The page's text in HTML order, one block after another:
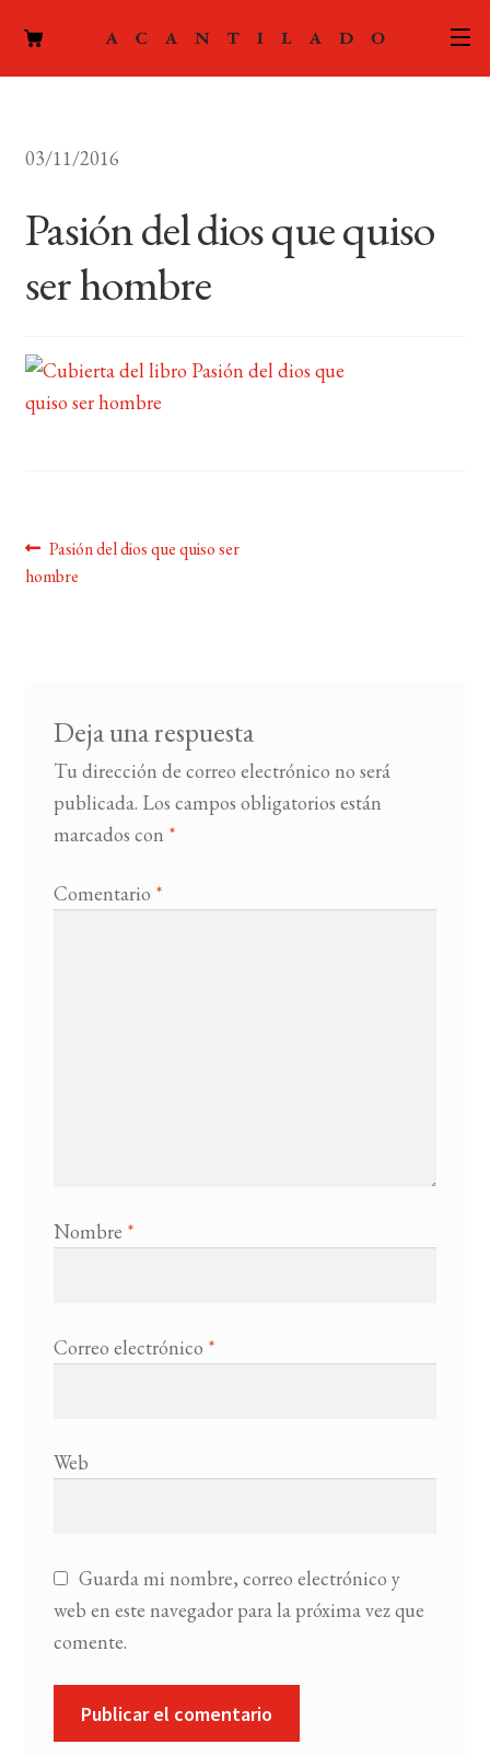
ACTUALIDAD
FOREIGN RIGHTS
BUSCAR
03/11/2016
Pasión del dios que quiso
ser hombre
Navegación
de
Anterior:
Pasión del dios que quiso ser
hombre
Deja una respuesta
Tu dirección de correo electrónico no será
publicada. Los campos obligatorios están
marcados con *
Comentario *
Nombre *
Correo electrónico *
Web
Guarda mi nombre, correo electrónico y
web en este navegador para la próxima vez que
comente.